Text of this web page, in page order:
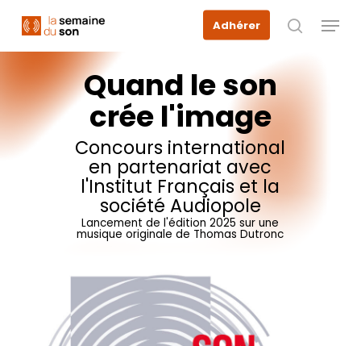
main
Adhérer
recherche
Menu
Quand leson
créel'image
Concours international
en partenariat avec
l'Institut Français et la
société Audiopole
Lancement de l'édition 2025 sur une
musique originale de Thomas Dutronc